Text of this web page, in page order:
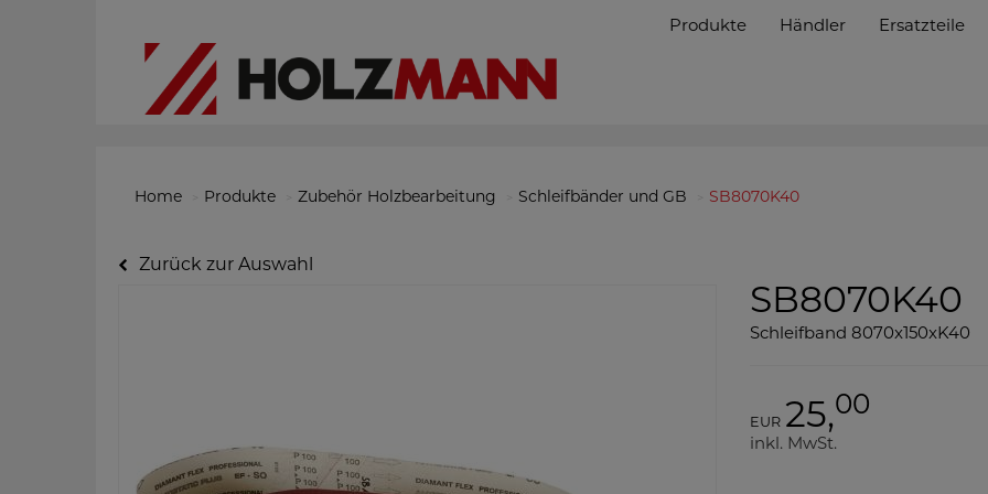
Produkte Händler Ersatzteile
Home Produkte Zubehör Holzbearbeitung Schleifbänder und GB SB8070K40
Zurück zur Auswahl
SB8070K40
Schleifband 8070x150xK40
EUR 25,00
inkl. MwSt.